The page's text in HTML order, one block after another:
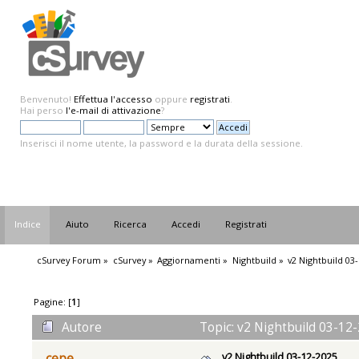
Benvenuto! Effettua l'accesso oppure registrati.
Hai perso l'e-mail di attivazione?
Inserisci il nome utente, la password e la durata della sessione.
Indice Aiuto Ricerca Accedi Registrati
cSurvey Forum » cSurvey» Aggiornamenti » Nightbuild » v2 Nightbuild
Pagine: [1]
Autore
Topic: v2 Nightbuild 03-